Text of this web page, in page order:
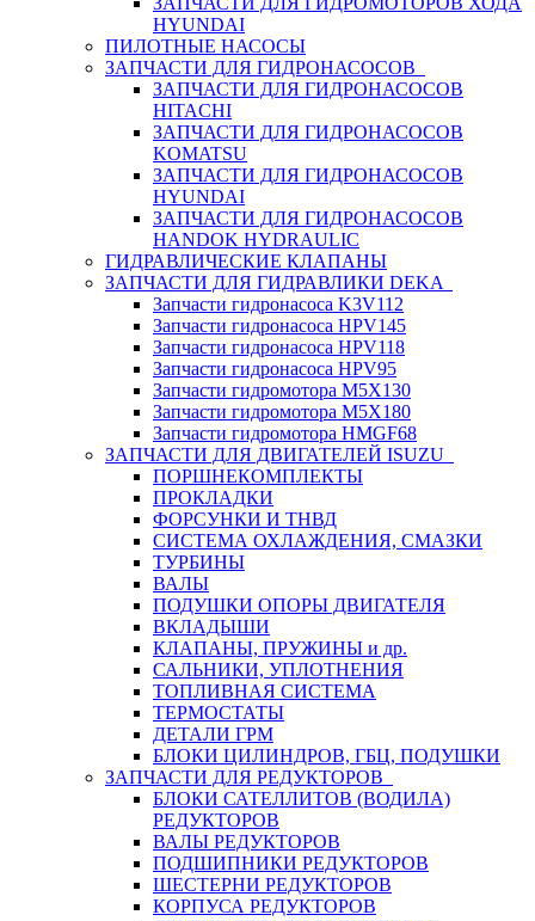
HYUNDAI
ПИЛОТНЫЕ НАСОСЫ
ЗАПЧАСТИ ДЛЯ ГИДРОНАСОСОВ
ЗАПЧАСТИ ДЛЯ ГИДРОНАСОСОВ
HITACHI
ЗАПЧАСТИ ДЛЯ ГИДРОНАСОСОВ
KOMATSU
ЗАПЧАСТИ ДЛЯ ГИДРОНАСОСОВ
HYUNDAI
ЗАПЧАСТИ ДЛЯ ГИДРОНАСОСОВ
HANDOK HYDRAULIC
ГИДРАВЛИЧЕСКИЕ КЛАПАНЫ
ЗАПЧАСТИ ДЛЯ ГИДРАВЛИКИ DEKA
Запчасти гидронасоса K3V112
Запчасти гидронасоса HPV145
Запчасти гидронасоса HPV118
Запчасти гидронасоса HPV95
Запчасти гидромотора M5X130
Запчасти гидромотора M5X180
Запчасти гидромотора HMGF68
ЗАПЧАСТИ ДЛЯ ДВИГАТЕЛЕЙ ISUZU
ПОРШНЕКОМПЛЕКТЫ
ПРОКЛАДКИ
ФОРСУНКИ И ТНВД
СИСТЕМА ОХЛАЖДЕНИЯ, СМАЗКИ
ТУРБИНЫ
ВАЛЫ
ПОДУШКИ ОПОРЫ ДВИГАТЕЛЯ
ВКЛАДЫШИ
КЛАПАНЫ, ПРУЖИНЫ и др.
САЛЬНИКИ, УПЛОТНЕНИЯ
ТОПЛИВНАЯ СИСТЕМА
ТЕРМОСТАТЫ
ДЕТАЛИ ГРМ
БЛОКИ ЦИЛИНДРОВ, ГБЦ, ПОДУШКИ
ЗАПЧАСТИ ДЛЯ РЕДУКТОРОВ
БЛОКИ САТЕЛЛИТОВ (ВОДИЛА)
РЕДУКТОРОВ
ВАЛЫ РЕДУКТОРОВ
ПОДШИПНИКИ РЕДУКТОРОВ
ШЕСТЕРНИ РЕДУКТОРОВ
КОРПУСА РЕДУКТОРОВ